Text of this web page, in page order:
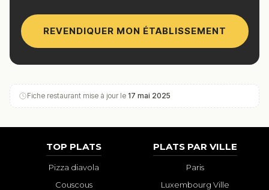
REVENDIQUER MON ÉTABLISSEMENT
Fiche restaurant mise à jour le 17 mai 2025
TOP PLATS
Pizza diavola
Couscous
PLATS PAR VILLE
Paris
Luxembourg Ville